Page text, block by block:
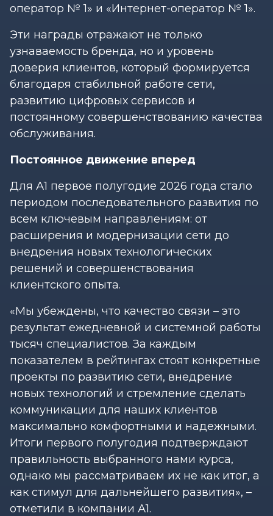
оператор № 1» и «Интернет-оператор № 1».
Эти награды отражают не только
узнаваемость бренда, но и уровень
доверия клиентов, который формируется
благодаря стабильной работе сети,
развитию цифровых сервисов и
постоянному совершенствованию качества
обслуживания.
Постоянное движение вперед
Для А1 первое полугодие 2026 года стало
периодом последовательного развития по
всем ключевым направлениям: от
расширения и модернизации сети до
внедрения новых технологических
решений и совершенствования
клиентского опыта.
«Мы убеждены, что качество связи – это
результат ежедневной и системной работы
тысяч специалистов. За каждым
показателем в рейтингах стоят конкретные
проекты по развитию сети, внедрение
новых технологий и стремление сделать
коммуникации для наших клиентов
максимально комфортными и надежными.
Итоги первого полугодия подтверждают
правильность выбранного нами курса,
однако мы рассматриваем их не как итог, а
как стимул для дальнейшего развития», –
отметили в компании А1.